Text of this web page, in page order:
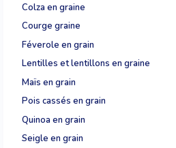
Colza en graine
Courge graine
Féverole en grain
Lentilles et lentillons en graine
Maïs en grain
Pois cassés en grain
Quinoa en grain
Seigle en grain